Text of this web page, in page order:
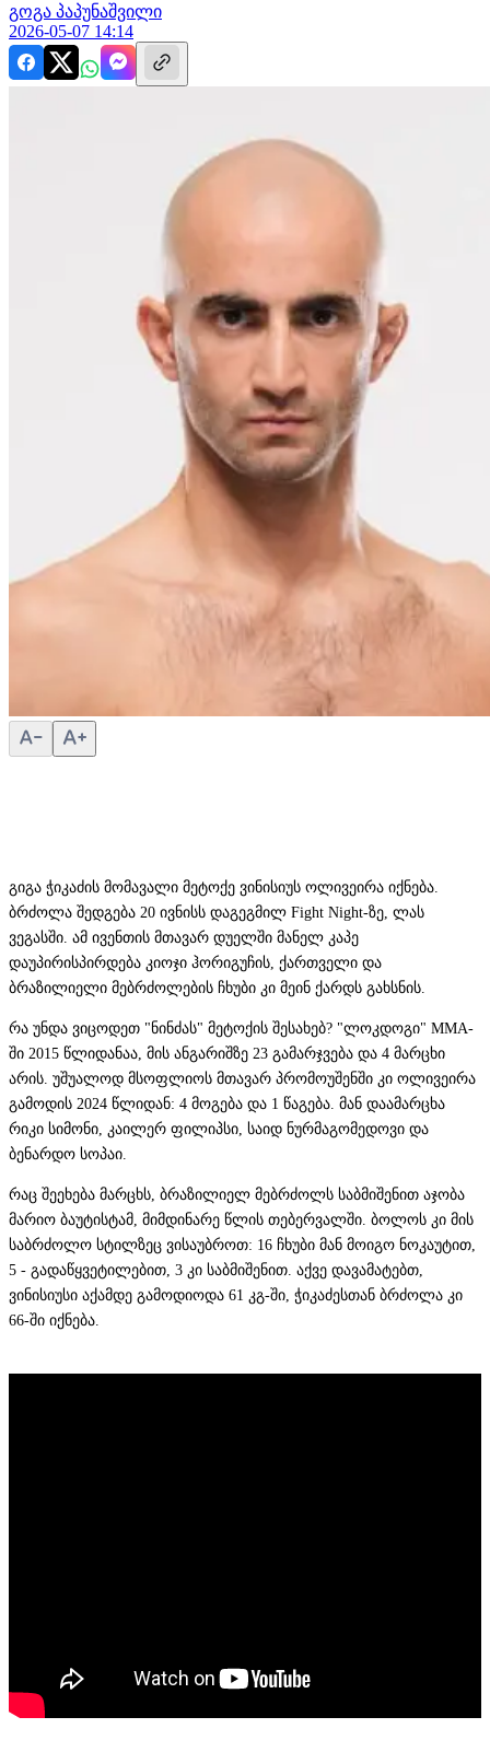
გოგა პაპუნაშვილი
2026-05-07 14:14
გიგა ჭიკაძის მომავალი მეტოქე ვინისიუს ოლივეირა იქნება.
ბრძოლა შედგება 20 ივნისს დაგეგმილ Fight Night-ზე, ლას
ვეგასში. ამ ივენთის მთავარ დუელში მანელ კაპე
დაუპირისპირდება კიოჯი ჰორიგუჩის, ქართველი და
ბრაზილიელი მებრძოლების ჩხუბი კი მეინ ქარდს გახსნის.
რა უნდა ვიცოდეთ "ნინძას" მეტოქის შესახებ? "ლოკდოგი" MMA-
ში 2015 წლიდანაა, მის ანგარიშზე 23 გამარჯვება და 4 მარცხი
არის. უშუალოდ მსოფლიოს მთავარ პრომოუშენში კი ოლივეირა
გამოდის 2024 წლიდან: 4 მოგება და 1 წაგება. მან დაამარცხა
რიკი სიმონი, კაილერ ფილიპსი, საიდ ნურმაგომედოვი და
ბენარდო სოპაი.
რაც შეეხება მარცხს, ბრაზილიელ მებრძოლს საბმიშენით აჯობა
მარიო ბაუტისტამ, მიმდინარე წლის თებერვალში. ბოლოს კი მის
საბრძოლო სტილზეც ვისაუბროთ: 16 ჩხუბი მან მოიგო ნოკაუტით,
5 - გადაწყვეტილებით, 3 კი საბმიშენით. აქვე დავამატებთ,
ვინისიუსი აქამდე გამოდიოდა 61 კგ-ში, ჭიკაძესთან ბრძოლა კი
66-ში იქნება.